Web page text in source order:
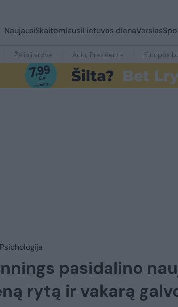
NaujausiSkaitomiausiLietuvos dienaVerslas
Žalioji erdvė Ačiū, Prezidente Europos
Psichologija
pasidalino
rytą ir vakarą